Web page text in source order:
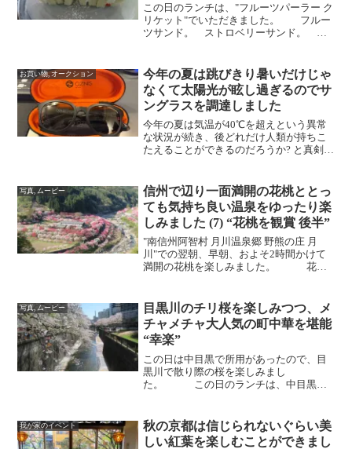
この日のランチは、"フルーツパーラー ク
リケット"でいただきました。 フルー
ツサンド。 ストロベリーサンド。 ク
社"に寄ってきました。
お買い物, オークション
今年の夏は跳びきり暑いだけじゃ
なくて太陽光が眩し過ぎるのでサ
ングラスを調達しました
今年の夏は気温が40℃を超えという異常
な状況が続き、後どれだけ人類が持ちこ
たえることができるのだろうか? と真剣に
外に出ていられないだけじゃなくて、太
陽光が強すぎて目が...
写真, ムービー
信州で辺り一面満開の花桃ととっ
ても気持ち良い温泉をゆったり楽
しみました (7) “花桃を観賞 後半”
"南信州阿智村 月川温泉郷 野熊の庄 月
川"での翌朝、早朝、およそ2時間かけて
満開の花桃を楽しみました。 花桃
ころから眺めます。 およそ10分ぐら
いかけて丘を登っ...
写真, ムービー
目黒川のチリ桜を楽しみつつ、メ
チャメチャ大人気の町中華を堪能
“幸楽”
この日は中目黒で所用があったので、目
黒川で散り際の桜を楽しみまし
た。 この日のランチは、中目黒で
た。 女房は、酸辣湯麺とハーフ餃子
のセット、 POOHは、レバニラ炒...
我が家のイベント
秋の京都は信じられないぐらい美
しい紅葉を楽しむことができまし